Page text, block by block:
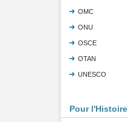
OMC
ONU
OSCE
OTAN
UNESCO
Pour l'Histoire